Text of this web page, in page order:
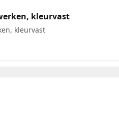
kleurvast
kleurvast